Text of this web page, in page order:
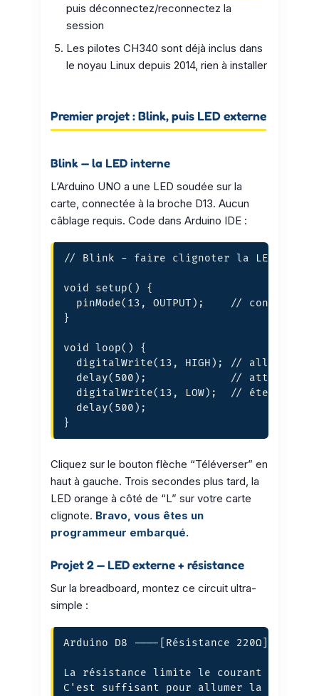
puis déconnectez/reconnectez la
session
Les pilotes CH340 sont déjà inclus dans
le noyau Linux depuis 2014, rien à installer
Premier projet : Blink, puis LED externe
Blink — la LED interne
L’Arduino UNO a une LED soudée sur la
carte, connectée à la broche D13. Aucun
câblage requis. Code dans Arduino IDE :
// Blink - faire clignoter la LED
void setup() {
pinMode(13, OUTPUT);    // configure
}
void loop() {
digitalWrite(13, HIGH); // allume la
delay(500);             // attend 500
digitalWrite(13, LOW);  // éteint la
  delay(500);
}
Cliquez sur le bouton flèche “Téléverser” en
haut à gauche. Trois secondes plus tard, la
LED orange à côté de “L” sur votre carte
clignote. Bravo, vous êtes un
programmeur embarqué.
Projet 2 — LED externe + résistance
Sur la breadboard, montez ce circuit ultra-
simple :
Arduino D8 ----[Résistance 220Ω]----[+
La résistance limite le courant à
C'est suffisant pour allumer la LED